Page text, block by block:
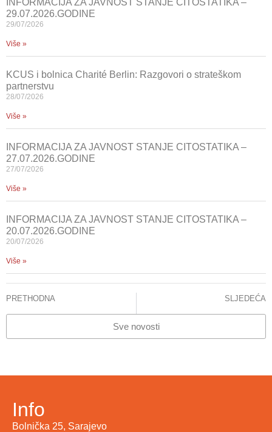
29.07.2026.GODINE
29/07/2026
Više »
KCUS i bolnica Charité Berlin: Razgovori o strateškom
partnerstvu
28/07/2026
Više »
INFORMACIJA ZA JAVNOST STANJE CITOSTATIKA –
27.07.2026.GODINE
27/07/2026
Više »
INFORMACIJA ZA JAVNOST STANJE CITOSTATIKA –
20.07.2026.GODINE
20/07/2026
Više »
PRETHODNA SLJEDEĆA
Sve novosti
Info
Bolnička 25, Sarajevo